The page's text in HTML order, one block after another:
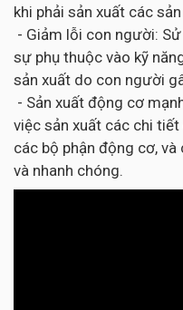
khi phải sản xuất các
- Giảm lỗi con người:
sự phụ thuộc vào kỹ
sản xuất do con người
- Sản xuất động cơ
việc sản xuất các chi
các bộ phận động cơ,
và nhanh chóng.